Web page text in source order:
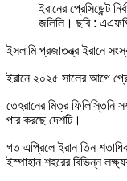
ইরানের প্রেসিডেন্ট
জলিলি। ছবি :
ইসলামি প্রজাতন্ত্র ইরানে
ইরানে ২০২৫ সালের আগে
তেহরানের মিত্র
পার করছে দেশটি।
গত এপ্রিলে ইরান তিন শতাধিক
ইস্পাহান শহরের বিভিন্ন